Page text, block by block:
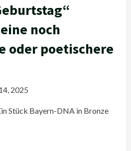
noch
oder poetischere
2025
Stück Bayern-DNA in Bronze